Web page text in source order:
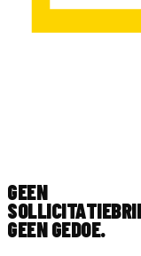
GEEN
GEEN GEDOE.